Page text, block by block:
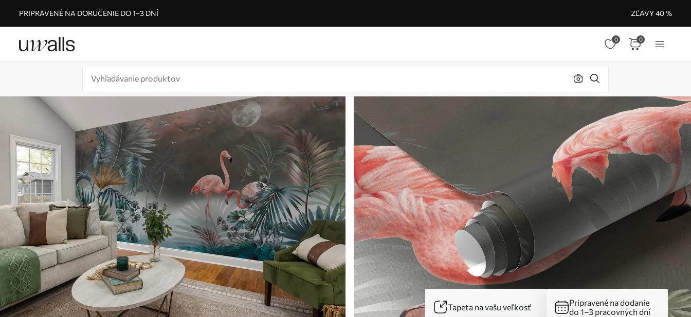
PRIPRAVENÉ NA DORUČENIE DO 1–3 DNÍ ZĽAVY 40 %
0 0
Tapeta na vašu veľkosť
Pripravené na dodanie
do 1–3 pracovných dní